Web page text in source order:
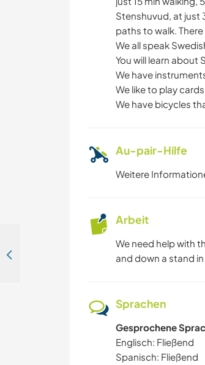
Stenshuvud, at just
paths to walk.
We all speak
You will learn about
We have
We like to play
We have bicycles
Au-pair-Hilfe
Weitere
Arbeit
We need help with
and down a stand
Sprachen
Gesprochene
Englisch: Fließend
Spanisch: Fließend